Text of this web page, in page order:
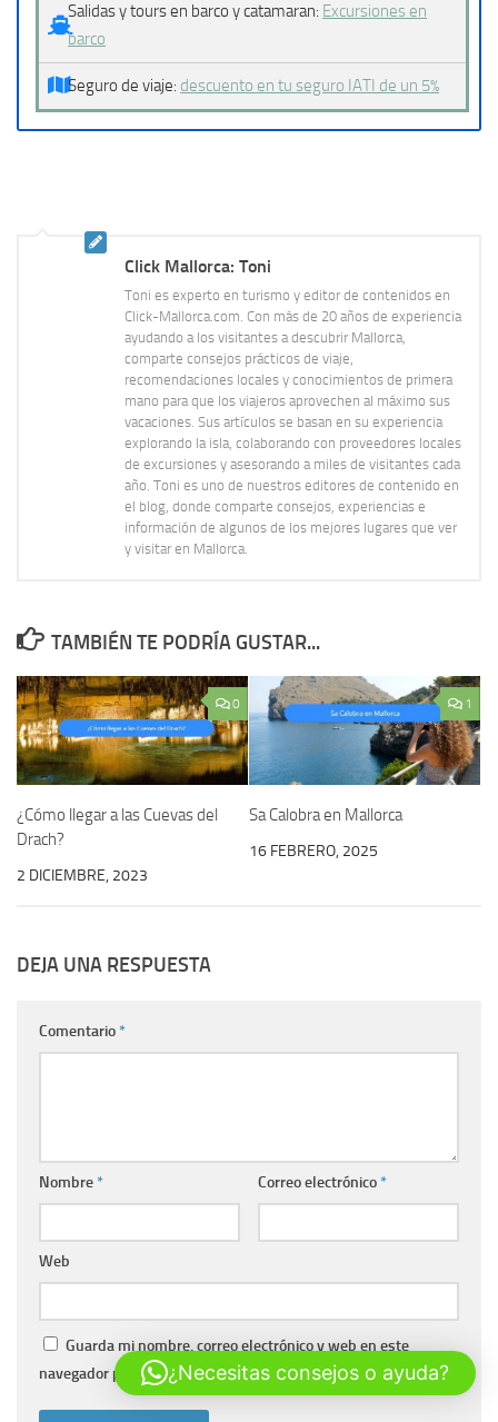
Salidas y tours en barco y catamaran: Excursiones en
barco
Seguro de viaje: descuento en tu seguro IATI de un 5%
Click Mallorca: Toni
Toni es experto en turismo y editor de contenidos en
Click-Mallorca.com. Con más de 20 años de experiencia
ayudando a los visitantes a descubrir Mallorca,
comparte consejos prácticos de viaje,
recomendaciones locales y conocimientos de primera
mano para que los viajeros aprovechen al máximo sus
vacaciones. Sus artículos se basan en su experiencia
explorando la isla, colaborando con proveedores locales
de excursiones y asesorando a miles de visitantes cada
año. Toni es uno de nuestros editores de contenido en
el blog, donde comparte consejos, experiencias e
información de algunos de los mejores lugares que ver
y visitar en Mallorca.
TAMBIÉN TE PODRÍA GUSTAR...
0
¿Cómo llegar a las Cuevas del
Drach?
2 DICIEMBRE, 2023
1
Sa Calobra en Mallorca
16 FEBRERO, 2025
DEJA UNA RESPUESTA
Comentario*
Nombre* Correo electrónico*
Web
Guarda mi nombre, correo electrónico y web en este
navegador para la próxima vez que comente.
¿Necesitas consejos o ayuda?